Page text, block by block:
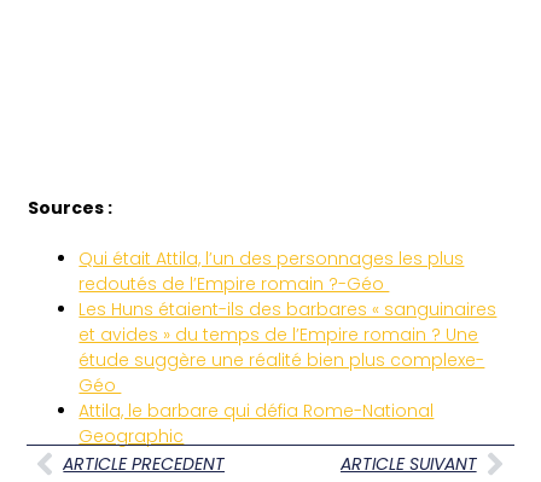
Sources :
Qui était Attila, l’un des personnages les plus
redoutés de l’Empire romain ?-Géo
Les Huns étaient-ils des barbares « sanguinaires
et avides » du temps de l’Empire romain ? Une
étude suggère une réalité bien plus complexe-
Géo
Attila, le barbare qui défia Rome-National
Geographic
ARTICLE PRECEDENT
ARTICLE SUIVANT